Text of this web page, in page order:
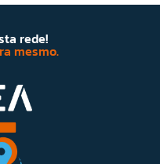
rede!
mesmo.